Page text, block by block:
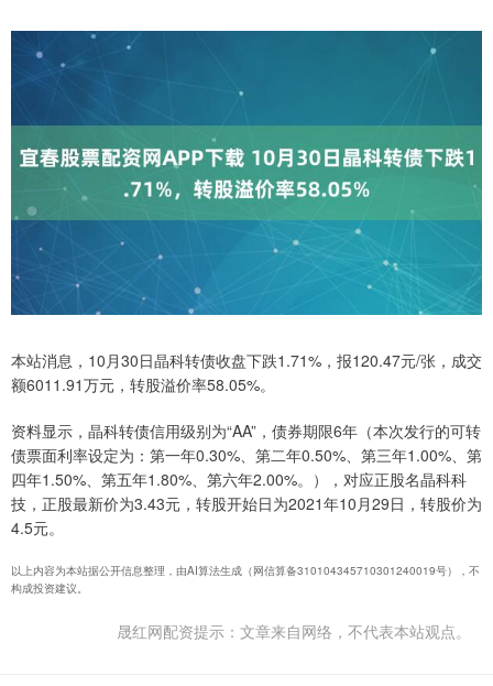
本站消息，10月30日晶科转债收盘下跌1.71%，报120.47元/张，成交
额6011.91万元，转股溢价率58.05%。
资料显示，晶科转债信用级别为“AA”，债券期限6年（本次发行的可转
债票面利率设定为：第一年0.30%、第二年0.50%、第三年1.00%、第
四年1.50%、第五年1.80%、第六年2.00%。），对应正股名晶科科
技，正股最新价为3.43元，转股开始日为2021年10月29日，转股价为
4.5元。
以上内容为本站据公开信息整理，由AI算法生成（网信算备310104345710301240019号），不
构成投资建议。
晟红网配资提示：文章来自网络，不代表本站观点。